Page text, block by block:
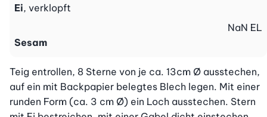
Ei, verklopft
Sesam
NaN EL
Teig entrollen, 8 Sterne von je ca. 13cm Ø ausstechen,
auf ein mit Backpapier belegtes Blech legen. Mit einer
runden Form (ca. 3 cm Ø) ein Loch ausstechen. Stern